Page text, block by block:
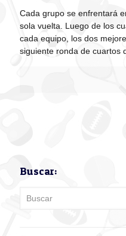
Cada grupo se enfrentará
sola vuelta. Luego de los
cada equipo, los dos
siguiente ronda de cuartos
Buscar: